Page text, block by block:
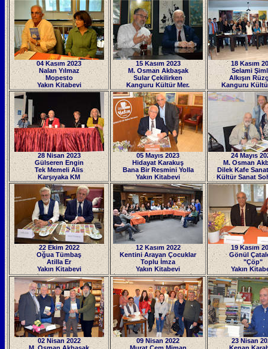
04 Kasım 2023
Nalan Yılmaz
Mopesto
Yakın Kitabevi
15 Kasım 2023
M. Osman Akbaşak
Sular Çekilirken
Kanguru Kültür Mer.
18 Kasım
Selami
Alkışın
Kanguru
28 Nisan 2023
Gülseren Engin
Tek Memeli Alis
Karşıyaka KM
05 Mayıs 2023
Hidayat Karakuş
Bana Bir Resmini Yolla
Yakın Kitabevi
24 Mayıs
M. Osman
Dilek Kafe Sanat
Kültür Sanat
22 Ekim 2022
Oğua Tümbaş
Atilla Er
Yakın Kitabevi
12 Kasım 2022
Kentini Arayan Çocuklar
Toplu İmza
Yakın Kitabevi
19 Kasım
Gönül
"Çöp"
Yakın
02 Nisan 2022
09 Nisan 2022
23 Nisan